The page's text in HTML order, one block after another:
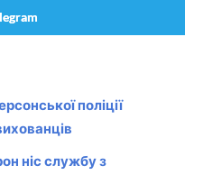
поліції
ніс службу з